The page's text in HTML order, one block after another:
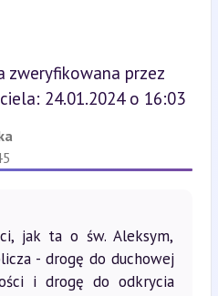
zweryfikowana przez
24.01.2024 o 16:03
jak ta o św. Aleksym,
- drogę do duchowej
i drogę do odkrycia